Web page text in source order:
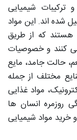
ترکیبات شیمیایی
شده اند. این مواد
که از طریق
کنند و خصوصیات
حالت جامد، مایع
مختلف از جمله
مواد غذایی
روزمره انسان ها
خرید مواد شیمیایی